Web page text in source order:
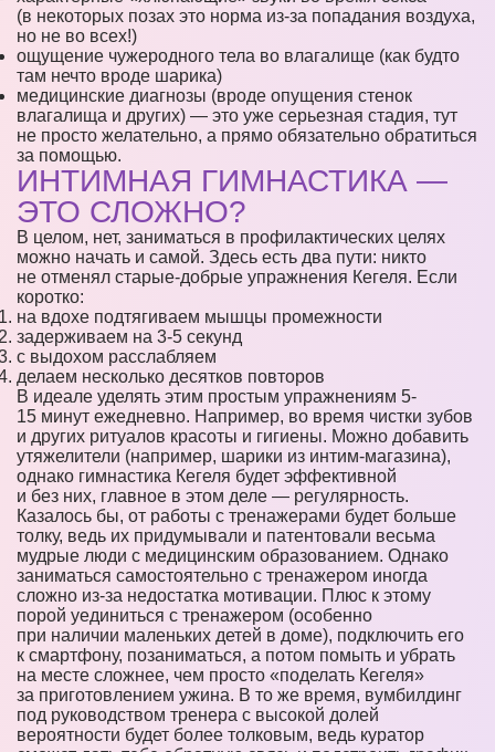
(в некоторых позах это норма из-за попадания воздуха,
но не во всех!)
ощущение чужеродного тела во влагалище (как будто
там нечто вроде шарика)
медицинские диагнозы (вроде опущения стенок
влагалища и других) — это уже серьезная стадия, тут
не просто желательно, а прямо обязательно обратиться
за помощью.
ИНТИМНАЯ ГИМНАСТИКА —
ЭТО СЛОЖНО?
В целом, нет, заниматься в профилактических целях
можно начать и самой. Здесь есть два пути: никто
не отменял старые-добрые упражнения Кегеля. Если
коротко:
на вдохе подтягиваем мышцы промежности
задерживаем на 3-5 секунд
с выдохом расслабляем
делаем несколько десятков повторов
В идеале уделять этим простым упражнениям 5-
15 минут ежедневно. Например, во время чистки зубов
и других ритуалов красоты и гигиены. Можно добавить
утяжелители (например, шарики из интим-магазина),
однако гимнастика Кегеля будет эффективной
и без них, главное в этом деле — регулярность.
Казалось бы, от работы с тренажерами будет больше
толку, ведь их придумывали и патентовали весьма
мудрые люди с медицинским образованием. Однако
заниматься самостоятельно с тренажером иногда
сложно из-за недостатка мотивации. Плюс к этому
порой уединиться с тренажером (особенно
при наличии маленьких детей в доме), подключить его
к смартфону, позаниматься, а потом помыть и убрать
на месте сложнее, чем просто «поделать Кегеля»
за приготовлением ужина. В то же время, вумбилдинг
под руководством тренера с высокой долей
вероятности будет более толковым, ведь куратор